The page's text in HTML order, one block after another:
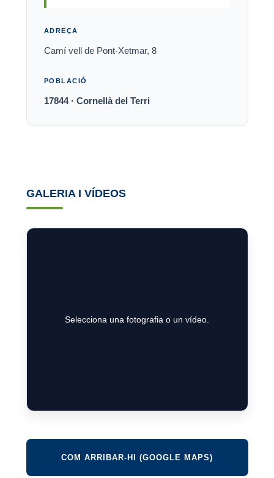
ADREÇA
Camí vell de Pont-Xetmar, 8
POBLACIÓ
17844 · Cornellà del Terri
GALERIA I VÍDEOS
Selecciona una fotografia o un vídeo.
COM ARRIBAR-HI (GOOGLE MAPS)